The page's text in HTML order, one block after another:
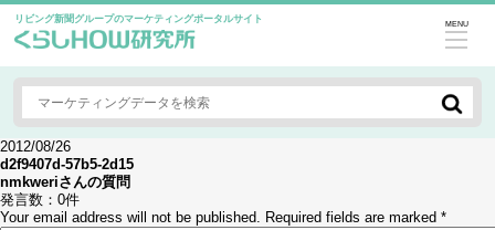
リビング新聞グループのマーケティングポータルサイト MENU
2012/08/26
d2f9407d-57b5-2d15
nmkweriさんの質問
発言数： 0件
Your email address will not be published. Required fields are marked *